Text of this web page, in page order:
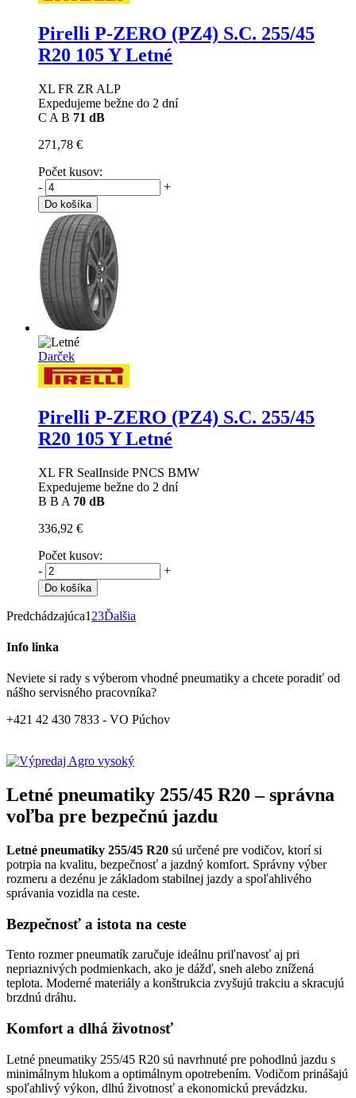
Pirelli P-ZERO (PZ4) S.C. 255/45
R20 105 Y Letné
XL FR ZR ALP
Expedujeme bežne do 2 dní
C A B 71 dB
271,78 €
Počet kusov:
-
+
Do košíka
Darček
Pirelli P-ZERO (PZ4) S.C. 255/45
R20 105 Y Letné
XL FR SealInside PNCS BMW
Expedujeme bežne do 2 dní
B B A 70 dB
336,92 €
Počet kusov:
-
+
Do košíka
Predchádzajúca1 23Ďalšia
Info linka
Neviete si rady s výberom vhodné pneumatiky a chcete poradiť od
nášho servisného pracovníka?
+421 42 430 7833 - VO Púchov
Letné pneumatiky 255/45 R20 – správna
voľba pre bezpečnú jazdu
Letné pneumatiky 255/45 R20 sú určené pre vodičov, ktorí si
potrpia na kvalitu, bezpečnosť a jazdný komfort. Správny výber
rozmeru a dezénu je základom stabilnej jazdy a spoľahlivého
správania vozidla na ceste.
Bezpečnosť a istota na ceste
Tento rozmer pneumatík zaručuje ideálnu priľnavosť aj pri
nepriaznivých podmienkach, ako je dážď, sneh alebo znížená
teplota. Moderné materiály a konštrukcia zvyšujú trakciu a skracujú
brzdnú dráhu.
Komfort a dlhá životnosť
Letné pneumatiky 255/45 R20 sú navrhnuté pre pohodlnú jazdu s
minimálnym hlukom a optimálnym opotrebením. Vodičom prinášajú
spoľahlivý výkon, dlhú životnosť a ekonomickú prevádzku.